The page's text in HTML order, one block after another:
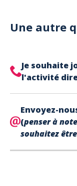
Cependant, nous
et de Saint
A noter que la
uniquement une
Une autre
Je souhaite
l'activité
trouve
dans la partie
Envoyez-
(penser à
souhaitez